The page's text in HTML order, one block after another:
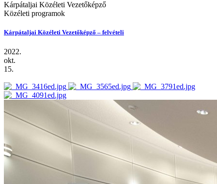
Kárpátaljai Közéleti Vezetőképző
Közéleti programok
Kárpátaljai Közéleti Vezetőképző – felvételi
2022.
okt.
15.